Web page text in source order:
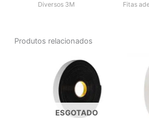
Diversos 3M Fitas
Produtos relacionados
ESGOTADO